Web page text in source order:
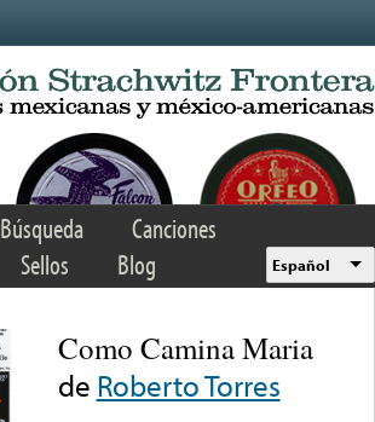
Búsqueda
Canciones
Sellos Blog Español
Como Camina Maria
de Roberto Torres